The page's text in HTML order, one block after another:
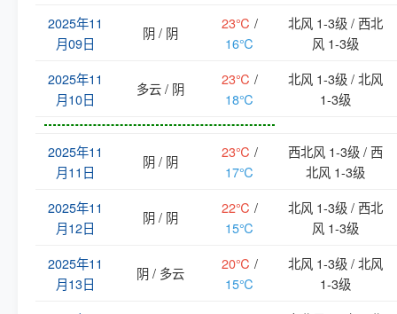
2025年11
月09日
阴 / 阴
23℃ /
16℃
北风 1-3级 / 西北
风 1-3级
2025年11
月10日
多云 / 阴
23℃ /
18℃
北风 1-3级 / 北风
1-3级
2025年11
月11日
阴 / 阴
23℃ /
17℃
西北风 1-3级 / 西
北风 1-3级
2025年11
月12日
阴 / 阴
22℃ /
15℃
北风 1-3级 / 西北
风 1-3级
2025年11
月13日
阴 / 多云
20℃ /
15℃
北风 1-3级 / 北风
1-3级